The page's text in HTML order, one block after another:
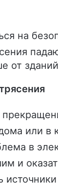
на
от
или
в
и